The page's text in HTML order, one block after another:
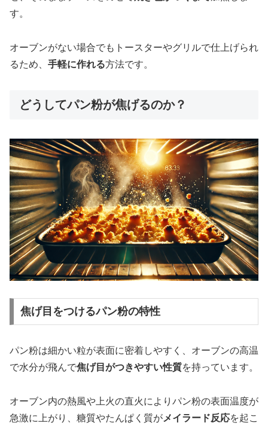
す。
オーブンがない場合でもトースターやグリルで仕上げられ
るため、 手軽に作れる方法です。
どうしてパン粉が焦げるのか？
焦げ目をつけるパン粉の特性
パン粉は細かい粒が表面に密着しやすく、オーブンの高温
で水分が飛んで焦げ目がつきやすい性質を持っています。
オーブン内の熱風や上火の直火によりパン粉の表面温度が
急激に上がり、糖質やたんぱく質がメイラード反応を起こ